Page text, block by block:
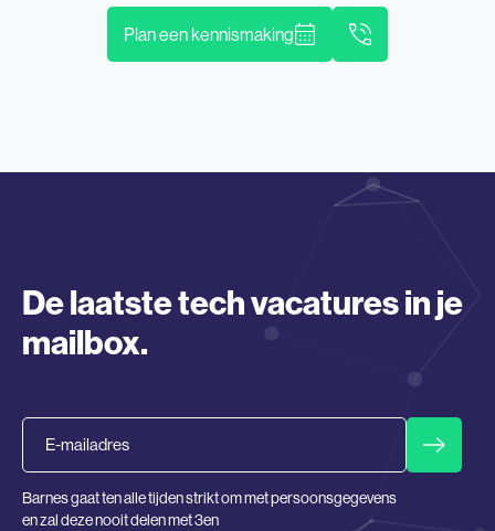
Plan een kennismaking
De laatste tech vacatures in je
mailbox.
Barnes gaat ten alle tijden strikt om met persoonsgegevens
en zal deze nooit delen met 3en